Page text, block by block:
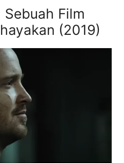
Sebuah Film
(2019)